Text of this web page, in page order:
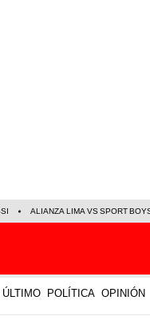
ALIANZA LIMA VS SPORT
ÚLTIMO POLÍTICA OPINIÓN